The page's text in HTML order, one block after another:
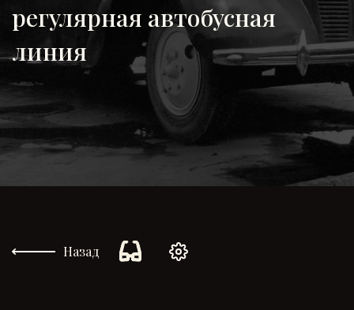
регулярная автобусная
линия
Назад